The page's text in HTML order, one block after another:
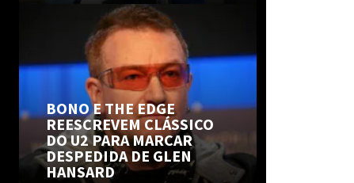
BONO E THE EDGE
REESCREVEM CLÁSSICO
DO U2 PARA MARCAR
DESPEDIDA DE GLEN
HANSARD